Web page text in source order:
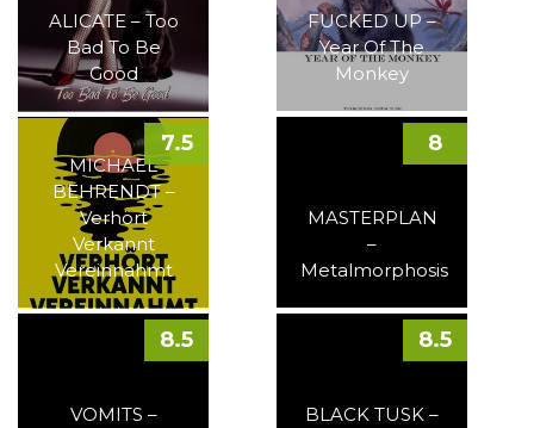
ALICATE – Too
Bad To Be
Good
FUCKED UP –
Year Of The
Monkey
MICHAEL
BEHRENDT –
Verhört
Verkannt
Vereinnahmt
7.5
MASTERPLAN
–
Metalmorphosis
8
VOMITS –
8.5
BLACK TUSK –
8.5